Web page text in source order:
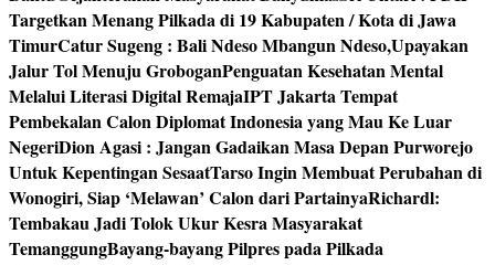
Targetkan Menang Pilkada di 19 Kabupaten / Kota di Jawa
TimurCatur Sugeng : Bali Ndeso Mbangun Ndeso,Upayakan
Jalur Tol Menuju GroboganPenguatan Kesehatan Mental
Melalui Literasi Digital RemajaIPT Jakarta Tempat
Pembekalan Calon Diplomat Indonesia yang Mau Ke Luar
NegeriDion Agasi : Jangan Gadaikan Masa Depan Purworejo
Untuk Kepentingan SesaatTarso Ingin Membuat Perubahan di
Wonogiri, Siap ‘Melawan’ Calon dari PartainyaRichardl:
Tembakau Jadi Tolok Ukur Kesra Masyarakat
TemanggungBayang-bayang Pilpres pada Pilkada